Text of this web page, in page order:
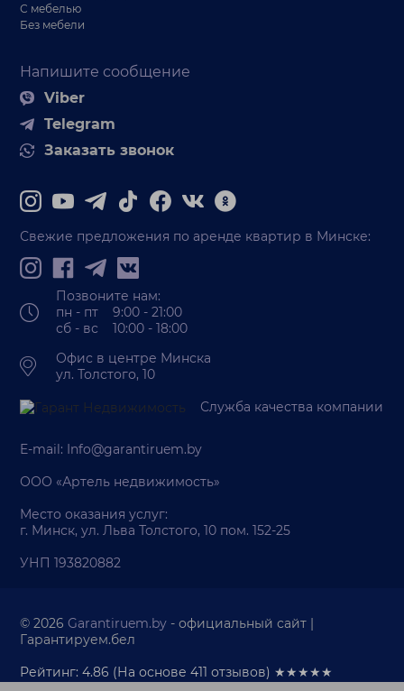
Напишите сообщение
Viber
Telegram
Заказать звонок
С мебелью
Без мебели
Свежие предложения по аренде квартир в Минске:
Позвоните нам:
пн - пт 9:00 - 21:00
сб - вс 10:00 - 18:00
Офис в центре Минска
ул. Толстого, 10
Служба качества компании
E-mail: Info@garantiruem.by
ООО «Артель недвижимость»
Место оказания услуг:
г. Минск, ул. Льва Толстого, 10 пом. 152-25
УНП 193820882
© 2026Garantiruem.by - официальный сайт |
Гарантируем.бел
Рейтинг: 4.86 (На основе411 отзывов) ★★★★★